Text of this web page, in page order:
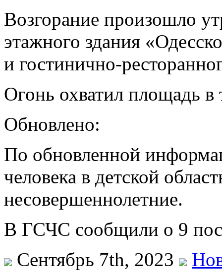
Возгорание произошло
этажного здания
и гостинично-
Огонь охватил площадь
Обновлено:
По обновленной
человека в детской
несовершеннолетние.
В ГСЧС сообщили о 9
Сентябрь 7th, 2023